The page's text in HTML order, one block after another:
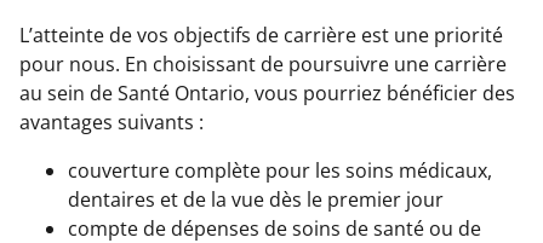
L’atteinte de vos objectifs de carrière est une priorité
pour nous. En choisissant de poursuivre une carrière
au sein de Santé Ontario, vous pourriez bénéficier des
avantages suivants :
couverture complète pour les soins médicaux,
dentaires et de la vue dès le premier jour
compte de dépenses de soins de santé ou de